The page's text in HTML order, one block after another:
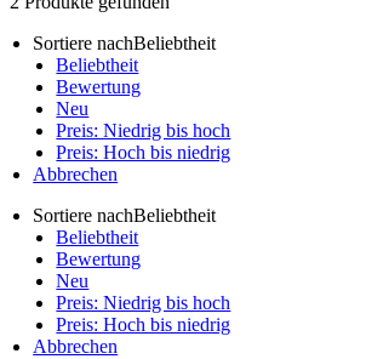
Sortiere nachBeliebtheit
Beliebtheit
Bewertung
Neu
Preis: Niedrig bis hoch
Preis: Hoch bis niedrig
Abbrechen
Sortiere nachBeliebtheit
Beliebtheit
Bewertung
Neu
Preis: Niedrig bis hoch
Preis: Hoch bis niedrig
Abbrechen